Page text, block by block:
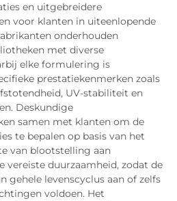
en uitgebreidere
voor klanten in uiteenlopende
onderhouden
met diverse
elke formulering is
prestatiekenmerken zoals
UV-stabiliteit en
Deskundige
samen met klanten om de
te bepalen op basis van het
van blootstelling aan
vereiste duurzaamheid, zodat de
gehele levenscyclus aan of zelfs
voldoen. Het